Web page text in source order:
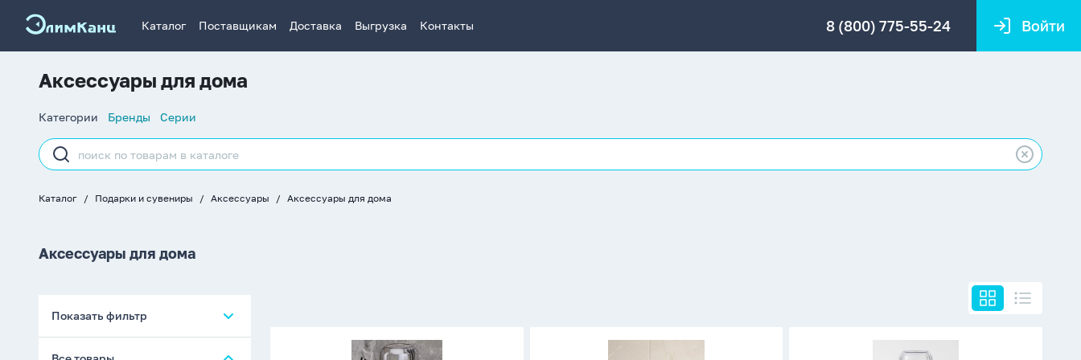
Каталог Поставщикам Доставка Выгрузка Контакты 8 (800) 775-55-24 Войти
Аксессуары для дома
Список
Категории Бренды Серии
Строка
поиска
Каталог Подарки и сувениры Аксессуары Аксессуары для дома
Аксессуары для дома
Показать фильтр
Контейнер